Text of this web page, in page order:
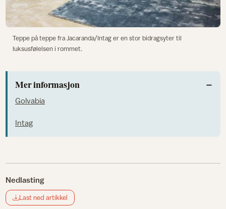
Teppe på teppe fra Jacaranda/Intag er en stor bidragsyter til
luksusfølelsen i rommet.
Mer informasjon
Golvabia
Intag
Nedlasting
Last ned artikkel